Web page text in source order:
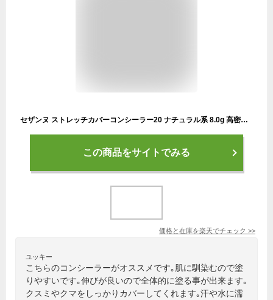
セザンヌ ストレッチカバーコンシーラー20 ナチュラル系 8.0g 高密着 高カバー 目周り ほうれい線 毛穴 クマ ウォータープルーフ グラム (x 1)
この商品をサイトでみる
価格と在庫を楽天でチェック >>
ユッキー
こちらのコンシーラーがオススメです｡肌に馴染むので塗
りやすいです｡伸びが良いので全体的に塗る事が出来ます｡
クスミやクマをしっかりカバーしてくれます｡汗や水に濡